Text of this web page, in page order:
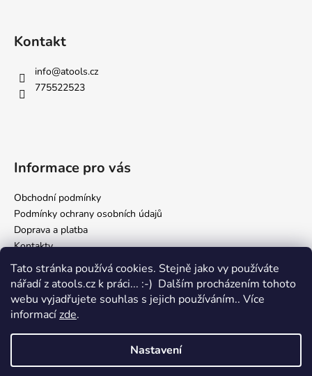
Tato stránka používá cookies. Stejně jako vy používáte
nářadí z atools.cz k práci... :-) Dalším procházením tohoto
webu vyjadřujete souhlas s jejich používáním.. Více
informacízde.
Nastavení
Kontakt
info@atools.cz
775522523
Informace pro vás
Obchodní podmínky
Podmínky ochrany osobních údajů
Doprava a platba
Kontakty
Facebook